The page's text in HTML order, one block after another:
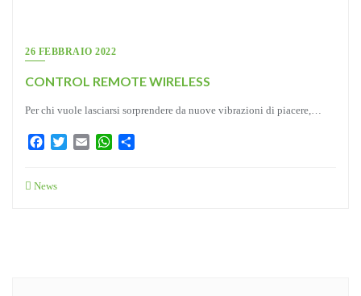
26 FEBBRAIO 2022
CONTROL REMOTE WIRELESS
Per chi vuole lasciarsi sorprendere da nuove vibrazioni di piacere,…
FacebookTwitterEmail WhatsApp
News